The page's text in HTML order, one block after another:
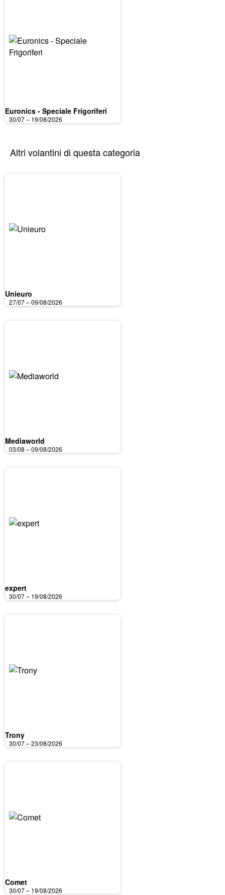
Euronics - Speciale Frigoriferi
30/07 – 19/08/2026
Altri volantini di questa categoria
Unieuro
27/07 – 09/08/2026
Mediaworld
03/08 – 09/08/2026
expert
30/07 – 19/08/2026
Trony
30/07 – 23/08/2026
Comet
30/07 – 19/08/2026